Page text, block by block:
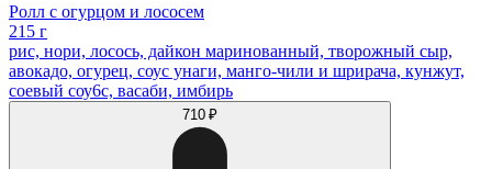
Ролл с огурцом и лососем
215 г
рис, нори, лосось, дайкон маринованный, творожный сыр,
авокадо, огурец, соус унаги, манго-чили и шрирача, кунжут,
соевый соу6с, васаби, имбирь
710 ₽